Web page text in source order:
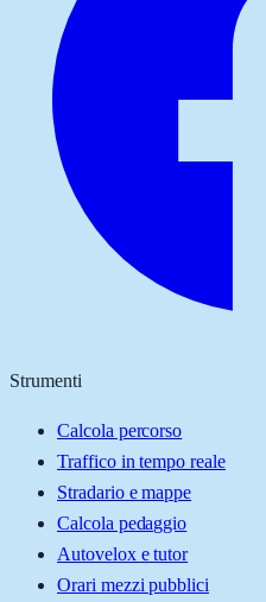
Strumenti
Calcola percorso
Traffico in tempo reale
Stradario e mappe
Calcola pedaggio
Autovelox e tutor
Orari mezzi pubblici